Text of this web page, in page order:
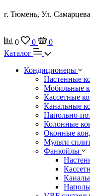
г. Тюмень, Ул.
0 0
0
Каталог
Кондиционеры
Настенные
Мобильные
Кассетные
Канальные
Напольно-
Колонные
Оконные
Мульти
Фанкойлы